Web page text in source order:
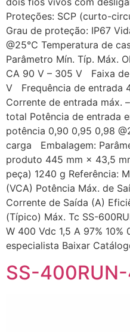
Proteções: SCP (curto-
Grau de proteção: IP67
@25℃ Temperatura de
Parâmetro Mín. Típ. Máx.
CA 90 V – 305 V Faixa
V Frequência de entrada
Corrente de entrada máx.
total Potência de entrada
potência 0,90 0,95 0,98
carga Embalagem:
produto 445 mm × 43,5
peça) 1240 g Referência:
(VCA) Potência Máx. de
Corrente de Saída (A)
(Típico) Máx. Tc SS-
W 400 Vdc 1,5 A 97%
especialista Baixar
SS-